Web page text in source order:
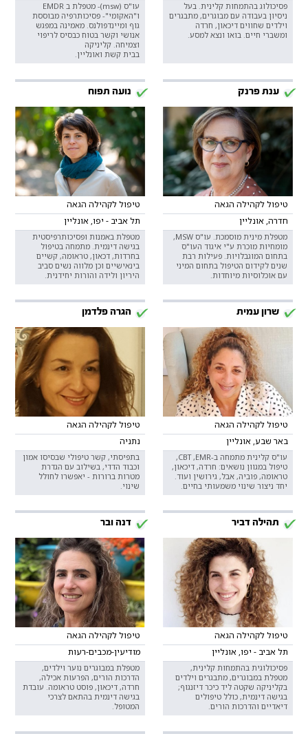
פסיכולוג בהתמחות קלינית. בעל
ניסיון בעבודה עם מבוגרים, מתבגרים
וילדים שחווים דיכאון, חרדה
ומשברי חיים. בואו ונצא למסע.
עו"ס (msw)- מטפלת ב EMDR
ו"האקומי"- פסיכותרפיה מבוססת
גוף ומיינדפולנס. מאמינה במפגש
אנושי וקשר בטוח כבסיס לריפוי
וצמיחה. קליניקה
בבית קשת ואונליין.
ענת פרנק
טיפול לקהילה הגאה
חדרה, אונליין
מטפלת מינית מוסמכת. עו"ס MSW,
מומחיות מוכרת ע"י איגוד העו"ס
בתחום המוגבלויות. פעילות רבת
שנים לקידום הטיפול בתחום המיני
עם אוכלוסיות מיוחדות.
נועה תפוח
טיפול לקהילה הגאה
תל אביב - יפו, אונליין
מטפלת באמנות ופסיכותרפיסטית
בגישה דינמית. מתמחה בטיפול
בחרדות, דכאון, טראומה, קשיים
בינאישיים וכן מלווה נשים סביב
היריון ולידה והורות יחידנית.
שרון עמית
טיפול לקהילה הגאה
באר שבע, אונליין
עו"ס קלינית מתמחה ב-CBT ,EMR,
טיפול במגוון נושאים: חרדה, דיכאון,
טראומה, פוביה, אבל, גירושין ועוד.
יחד ניצור שינוי משמעותי בחיים.
הגרה פלדמן
טיפול לקהילה הגאה
נתניה
בתפיסתי, קשר טיפולי שבסיסו אמון
וכבוד הדדי, בשילוב עם הגדרת
מטרות ברורות - יאפשרו לחולל
שינוי.
תהילה דביר
טיפול לקהילה הגאה
תל אביב - יפו, אונליין
פסיכולוגית בהתמחות קלינית,
מטפלת במבוגרים, מתבגרים וילדים
בקליניקה שקטה ליד כיכר דיזנגוף;
בגישה דינמית, כולל טיפולים
דיאדיים והדרכות הורים.
דנה ובר
טיפול לקהילה הגאה
מודיעין-מכבים-רעות
מטפלת במבוגרים נוער וילדים,
הדרכות הורים, הפרעות אכילה,
חרדה, דיכאון, פוסט טראומה. עובדת
בגישה דינמית בהתאם לצרכי
המטופל.